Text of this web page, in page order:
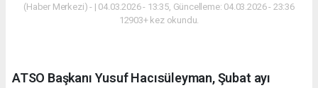
(Haber Merkezi) - | 04.03.2026 - 13:35, Güncelleme: 04.03.2026 - 23:36
12903+ kez okundu.
ATSO Başkanı Yusuf Hacısüleyman, Şubat ayı